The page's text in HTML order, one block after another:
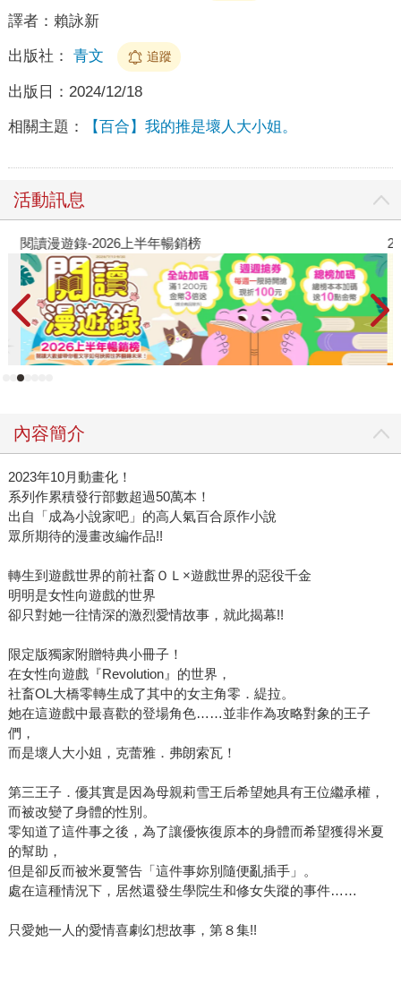
譯者： 賴詠新
出版社： 青文 追蹤
出版日： 2024/12/18
相關主題： 【百合】我的推是壞人大小姐。
活動訊息
閱讀漫遊錄-2026上半年暢銷榜
內容簡介
2023年10月動畫化！
系列作累積發行部數超過50萬本！
出自「成為小說家吧」的高人氣百合原作小說
眾所期待的漫畫改編作品!!
轉生到遊戲世界的前社畜ＯＬ×遊戲世界的惡役千金
明明是女性向遊戲的世界
卻只對她一往情深的激烈愛情故事，就此揭幕!!
限定版獨家附贈特典小冊子！
在女性向遊戲『Revolution』的世界，
社畜OL大橋零轉生成了其中的女主角零．緹拉。
她在這遊戲中最喜歡的登場角色……並非作為攻略對象的王子
們，
而是壞人大小姐，克蕾雅．弗朗索瓦！
第三王子．優其實是因為母親莉雪王后希望她具有王位繼承權，
而被改變了身體的性別。
零知道了這件事之後，為了讓優恢復原本的身體而希望獲得米夏
的幫助，
但是卻反而被米夏警告「這件事妳別隨便亂插手」。
處在這種情況下，居然還發生學院生和修女失蹤的事件……
只愛她一人的愛情喜劇幻想故事，第８集!!